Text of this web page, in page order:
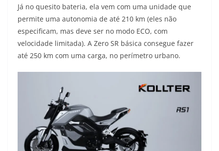
Já no quesito bateria, ela vem com uma unidade que
permite uma autonomia de até 210 km (eles não
especificam, mas deve ser no modo ECO, com
velocidade limitada). A Zero SR básica consegue fazer
até 250 km com uma carga, no perímetro urbano.